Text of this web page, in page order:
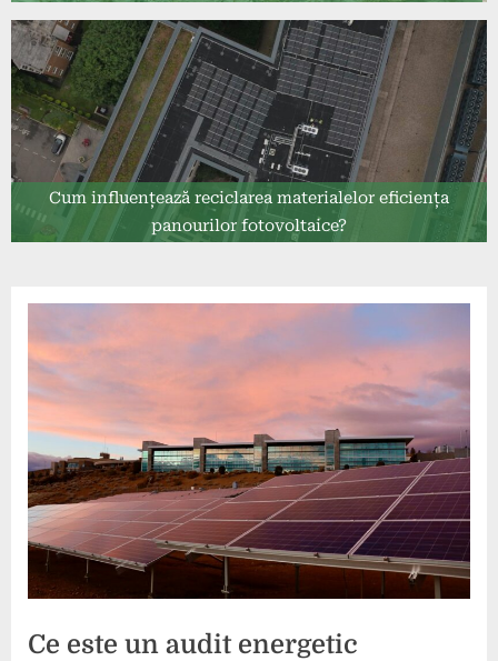
Cum influențează reciclarea materialelor eficiența
panourilor fotovoltaice?
Ce este un audit energetic